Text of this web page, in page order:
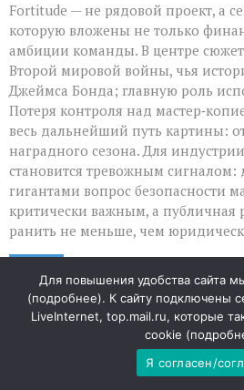
Fortitude — не рядовой проект, а
которую вложены не только
амбиции команды. В центре
Второй мировой войны, чья
Джеймса Бонда; главную роль
Потеря контроля над
весь дальнейший путь картины:
наградного сезона. Для
становится тревожным сигналом:
гигантами вопрос безопасности
критически важным, а публичная
ранить не меньше, чем
АВГ
«Когда математика
сходится: как
Для повышения удобства сайта
(подробнее). К сайту подключены
LiveInternet, top.mail.ru, которые
cookie (
Я согласен/